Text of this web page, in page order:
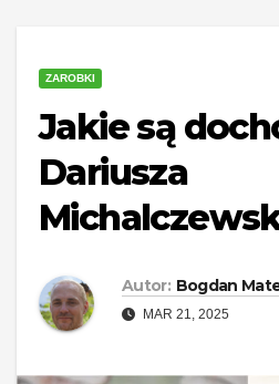
ZAROBKI
Jakie są
Dariusza
Autor: Bogdan
MAR 21, 2025